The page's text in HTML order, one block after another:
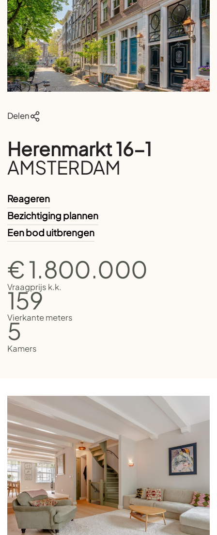
Delen
Herenmarkt 16-1
AMSTERDAM
Reageren
Bezichtiging plannen
Een bod uitbrengen
€ 1.800.000
Vraagprijs k.k.
159
Vierkante meters
5
Kamers